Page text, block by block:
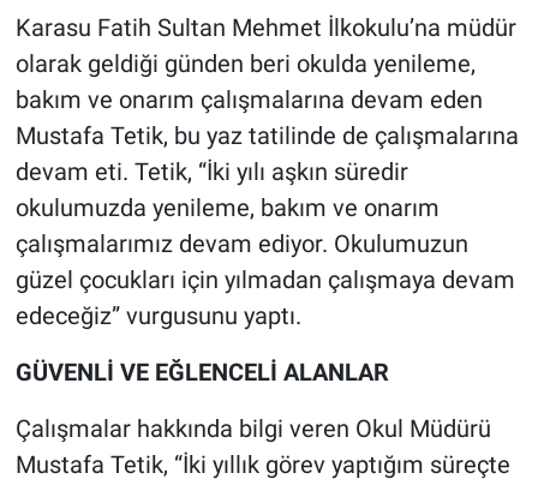
Karasu Fatih Sultan Mehmet İlkokulu’na müdür
olarak geldiği günden beri okulda yenileme,
bakım ve onarım çalışmalarına devam eden
Mustafa Tetik, bu yaz tatilinde de çalışmalarına
devam eti. Tetik, “İki yılı aşkın süredir
okulumuzda yenileme, bakım ve onarım
çalışmalarımız devam ediyor. Okulumuzun
güzel çocukları için yılmadan çalışmaya devam
edeceğiz” vurgusunu yaptı.
GÜVENLİ VE EĞLENCELİ ALANLAR
Çalışmalar hakkında bilgi veren Okul Müdürü
Mustafa Tetik, “İki yıllık görev yaptığım süreçte